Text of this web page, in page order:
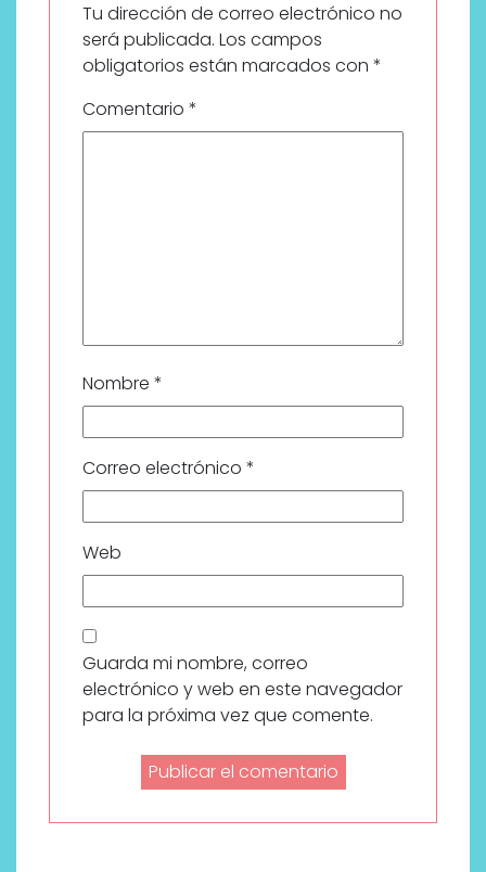
Tu dirección de correo electrónico no
será publicada. Los campos
obligatorios están marcados con *
Comentario *
Nombre *
Correo electrónico *
Web
Guarda mi nombre, correo
electrónico y web en este navegador
para la próxima vez que comente.